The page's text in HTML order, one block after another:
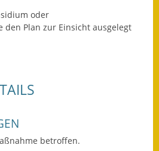
Bauhof Notzingen
Beratungsstellen im
Dienstleistungen
oder
den Plan zur Einsicht ausgelegt
betroffen.